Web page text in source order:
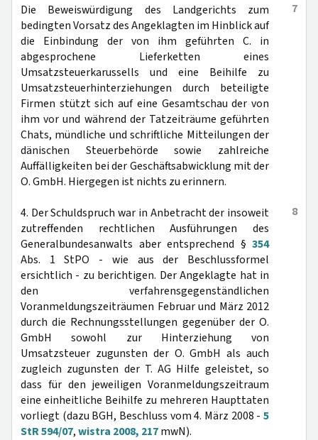
7
Die Beweiswürdigung des Landgerichts zum
bedingten Vorsatz des Angeklagten im Hinblick auf
die Einbindung der von ihm geführten C. in
abgesprochene Lieferketten eines
Umsatzsteuerkarussells und eine Beihilfe zu
Umsatzsteuerhinterziehungen durch beteiligte
Firmen stützt sich auf eine Gesamtschau der von
ihm vor und während der Tatzeiträume geführten
Chats, mündliche und schriftliche Mitteilungen der
dänischen Steuerbehörde sowie zahlreiche
Auffälligkeiten bei der Geschäftsabwicklung mit der
O. GmbH. Hiergegen ist nichts zu erinnern.
8
4. Der Schuldspruch war in Anbetracht der insoweit
zutreffenden rechtlichen Ausführungen des
Generalbundesanwalts aber entsprechend § 354
Abs. 1 StPO - wie aus der Beschlussformel
ersichtlich - zu berichtigen. Der Angeklagte hat in
den verfahrensgegenständlichen
Voranmeldungszeiträumen Februar und März 2012
durch die Rechnungsstellungen gegenüber der O.
GmbH sowohl zur Hinterziehung von
Umsatzsteuer zugunsten der O. GmbH als auch
zugleich zugunsten der T. AG Hilfe geleistet, so
dass für den jeweiligen Voranmeldungszeitraum
eine einheitliche Beihilfe zu mehreren Haupttaten
vorliegt (dazu BGH, Beschluss vom 4. März 2008 - 5
StR 594/07,wistra 2008, 217mwN).